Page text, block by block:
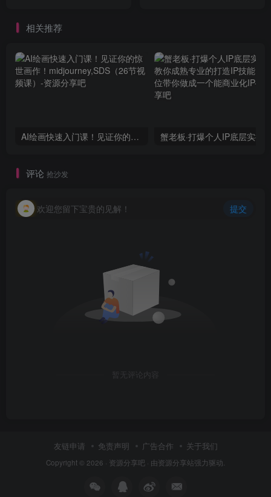
相关推荐
AI绘画快速入门课！见证你的惊世画作！midjourney,SDS（26节视频课）
评论 抢沙发
欢迎您留下宝贵的见解！ 提交
暂无评论内容
友链申请 免责声明 广告合作 关于我们
Copyright © 2026 · 资源分享吧 · 由资源分享站强力驱动.